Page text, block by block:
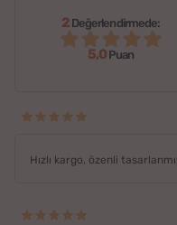
2Değerlendirmede:
5,0Puan
Hızlı kargo, özenli